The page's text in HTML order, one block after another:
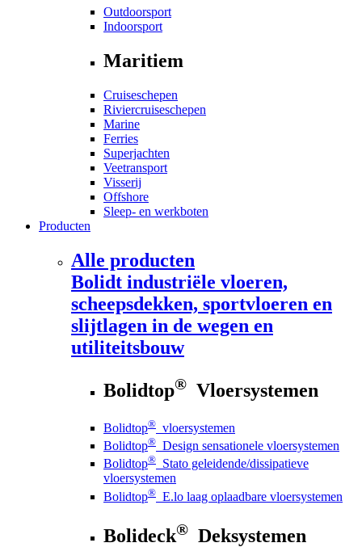
Outdoorsport
Indoorsport
Maritiem
Cruiseschepen
Riviercruiseschepen
Marine
Ferries
Superjachten
Veetransport
Visserij
Offshore
Sleep- en werkboten
Producten
Alle producten
Bolidt industriële vloeren,
scheepsdekken, sportvloeren en
slijtlagen in de wegen en
utiliteitsbouw
Bolidtop® Vloersystemen
Bolidtop® vloersystemen
Bolidtop® Design sensationele vloersystemen
Bolidtop® Stato geleidende/dissipatieve
vloersystemen
Bolidtop® E.lo laag oplaadbare vloersystemen
Bolideck® Deksystemen